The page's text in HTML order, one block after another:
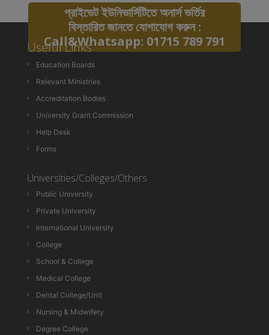
প্রাইভেট ইউনিভার্সিটিতে অনার্স ভর্তির
বিস্তারিত জানতে যোগাযোগ করুন :
Call&Whatsapp: 01715 789 791
Useful Links
Education Boards
Relevant Ministries
Accreditation Bodies
University Grant Commission
Help Desk
Forms
Universities/Colleges/Others
Public University
Private University
International University
College
School & College
Medical College
Dental College/Unit
Nursing & Midwifery
Degree College